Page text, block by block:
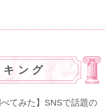
ング
べてみた】SNSで話題の